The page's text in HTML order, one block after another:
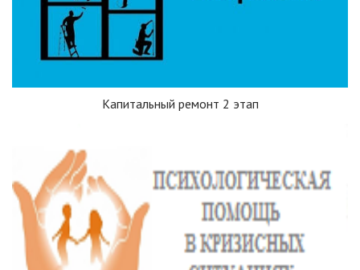
Капитальный ремонт 2 этап